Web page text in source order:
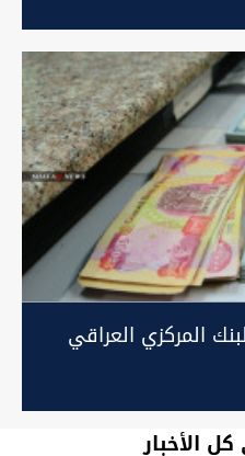
المركزي العراقي
الأخبار